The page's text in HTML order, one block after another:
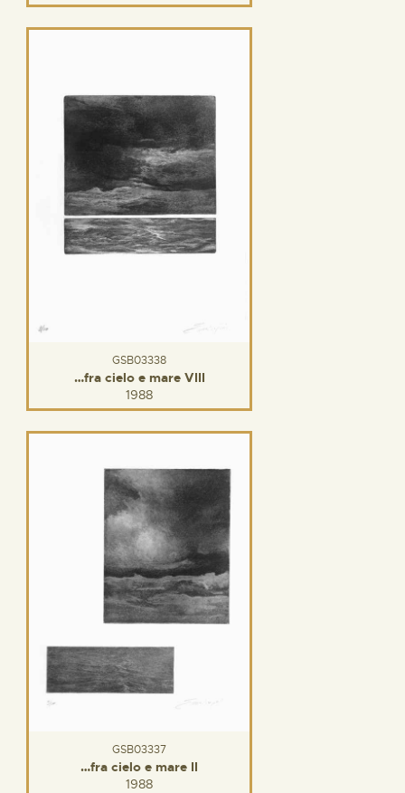
GSB03338
…fra cielo e mare VIII
1988
GSB03337
…fra cielo e mare II
1988